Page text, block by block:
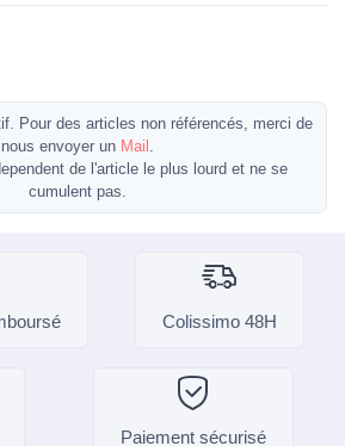
Pour des articles non référencés, merci de
nous envoyer un Mail .
de l'article le plus lourd et ne se
cumulent pas.
Colissimo 48H
Paiement sécurisé